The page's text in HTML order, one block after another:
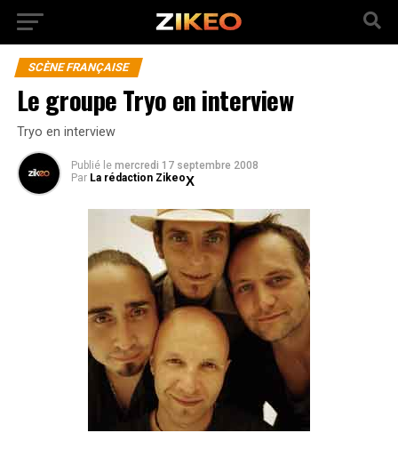
SCÈNE FRANÇAISE
Le groupe Tryo en interview
Tryo en interview
Publié le mercredi 17 septembre 2008
Par La rédaction Zikeo